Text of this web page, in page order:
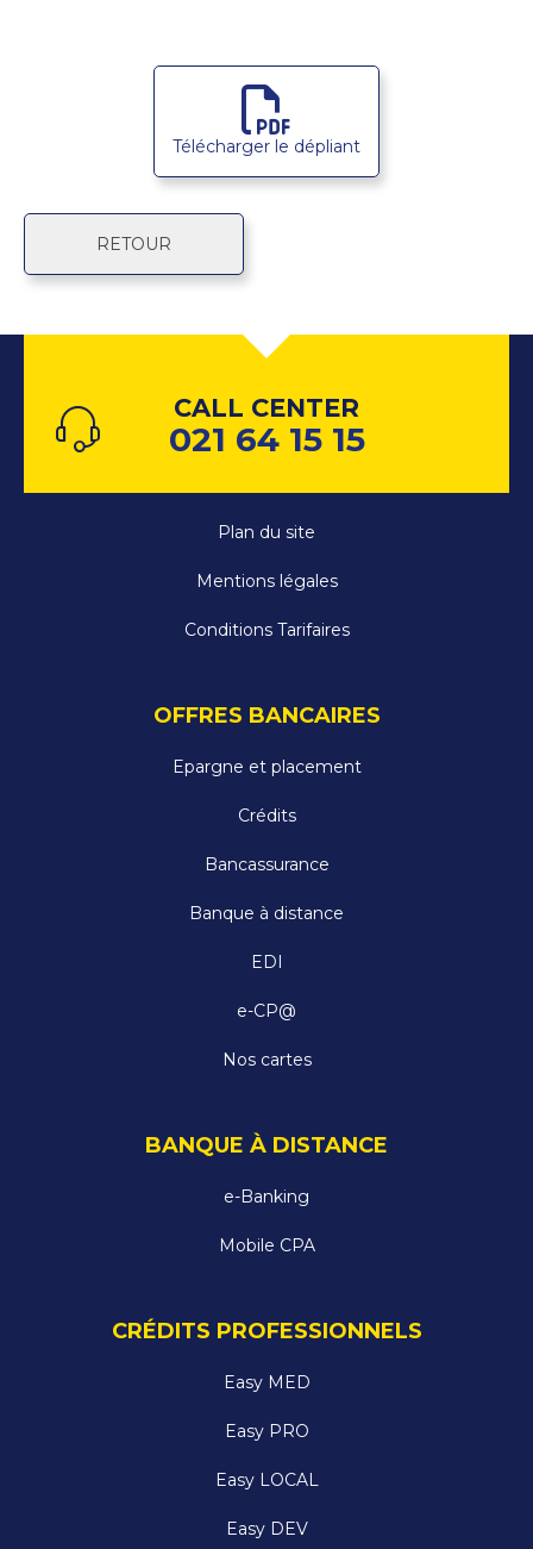
Télécharger le dépliant
RETOUR
CALL CENTER
021 64 15 15
Plan du site
Mentions légales
Conditions Tarifaires
OFFRES BANCAIRES
Epargne et placement
Crédits
Bancassurance
Banque à distance
EDI
e-CP@
Nos cartes
BANQUE À DISTANCE
e-Banking
Mobile CPA
CRÉDITS PROFESSIONNELS
Easy MED
Easy PRO
Easy LOCAL
Easy DEV